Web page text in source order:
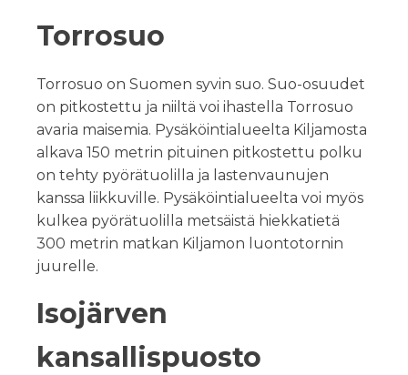
Torrosuo
Torrosuo on Suomen syvin suo. Suo-osuudet
on pitkostettu ja niiltä voi ihastella Torrosuo
avaria maisemia. Pysäköintialueelta Kiljamosta
alkava 150 metrin pituinen pitkostettu polku
on tehty pyörätuolilla ja lastenvaunujen
kanssa liikkuville. Pysäköintialueelta voi myös
kulkea pyörätuolilla metsäistä hiekkatietä
300 metrin matkan Kiljamon luontotornin
juurelle.
Isojärven
kansallispuosto